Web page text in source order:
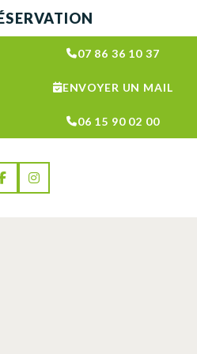
07 86 36 10 37
ENVOYER UN MAIL
06 15 90 02 00